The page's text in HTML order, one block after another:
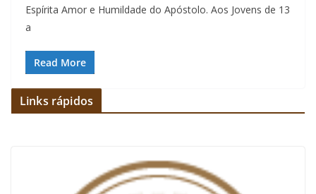
Espírita Amor e Humildade do Apóstolo. Aos Jovens de 13
a
Read More
Links rápidos